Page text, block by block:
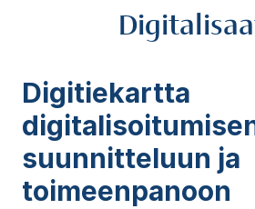
Digitiekartta
suunnitteluun ja
toimeenpanoon